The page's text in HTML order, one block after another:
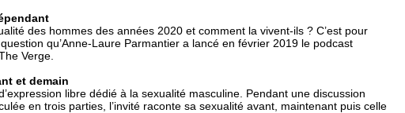
des hommes des années 2020 et comment la vivent-ils ? C’est pour
qu’Anne-Laure Parmantier a lancé en février 2019 le podcast
Verge.
et demain
libre dédié à la sexualité masculine. Pendant une discussion
en trois parties, l’invité raconte sa sexualité avant, maintenant puis celle